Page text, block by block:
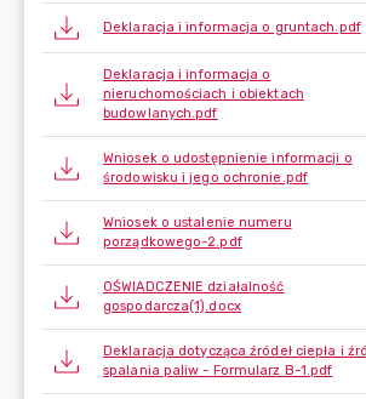
Deklaracja i informacja o gruntach.pdf
Deklaracja i informacja o
nieruchomościach i obiektach
budowlanych.pdf
Wniosek o udostępnienie informacji o
środowisku i jego ochronie.pdf
Wniosek o ustalenie numeru
porządkowego-2.pdf
OŚWIADCZENIE działalność
gospodarcza(1).docx
Deklaracja dotycząca źródeł ciepła i
spalania paliw - Formularz B-1.pdf